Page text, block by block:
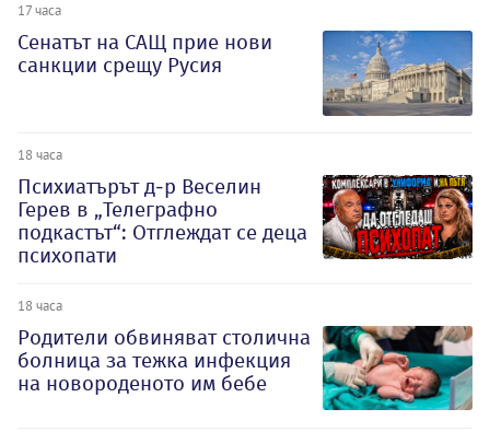
17 часа
Сенатът на САЩ прие нови
санкции срещу Русия
18 часа
Психиатърът д-р Веселин
Герев в „Телеграфно
подкастът“: Отглеждат се деца
психопати
18 часа
Родители обвиняват столична
болница за тежка инфекция
на новороденото им бебе